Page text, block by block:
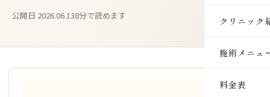
クリニック
施術メニュ
SKIN
料金表
公開日 2026.06.138分で読めます